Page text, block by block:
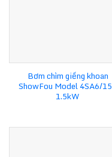
Bơm chìm giếng khoan
ShowFou Model 4SA6/
1.5kW